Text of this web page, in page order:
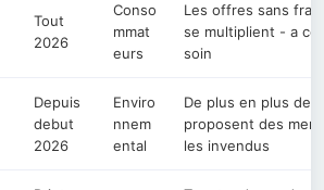
Tout
2026
Conso
mmat
eurs
Les offres sans
se multiplient - a
soin
Depuis
debut
2026
Enviro
nnem
ental
De plus en plus de
proposent des
les invendus